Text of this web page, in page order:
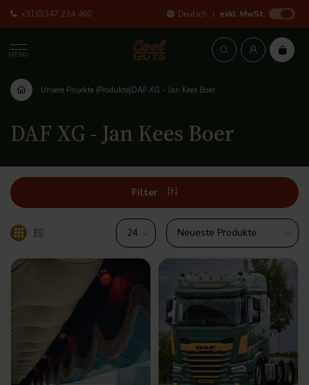
+31(0)347 234 460 Deutsch exkl. MwSt.
MENU
Unsere Projekte (Produkte)DAF XG - Jan Kees Boer
DAF XG - Jan Kees Boer
Filter